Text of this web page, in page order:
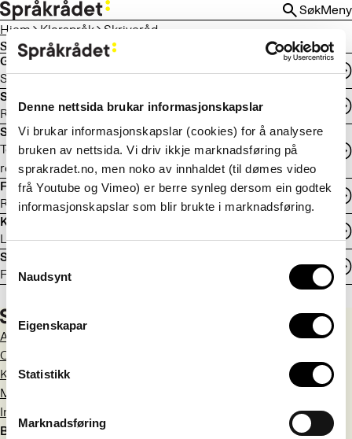
Denne nettsida brukar informasjonskapslar
Vi brukar informasjonskapslar (cookies) for å analysere
bruken av nettsida. Vi driv ikkje marknadsføring på
sprakradet.no, men noko av innhaldet (til dømes video
frå Youtube og Vimeo) er berre synleg dersom ein godtek
informasjonskapslar som blir brukte i marknadsføring.
Consent
Selection
Naudsynt
Eigenskapar
Statistikk
Marknadsføring
HOPP
TIL
HOVEDINNHOLD
SøkMeny
Hjem
Klarspråk
Skriveråd
Skriveråd
Generelle skriveråd
Skriveråd og klarspråkstips
Skriveråd for ulike teksttypar
Råd om brev, nettekstar, rapportar og andre teksttypar
Språk i digitale tenester
Tenestedesign, digitale løysingar og digitaliseringsvenleg
regelverk
Fagspråk
Råd om bruk av faguttrykk i tekstar
Kansellisten
Liste med ord og uttrykk som kan byttes ut
Svadagenerator
Få en floskel i en fei!
Aktuelt
Om Språkrådet
Kontakt
Meld deg på nyhetsbrev
Information in English
Besøksadresse